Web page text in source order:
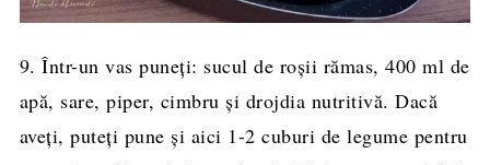
9. Într-un vas puneți: sucul de roșii rămas, 400 ml de
apă, sare, piper, cimbru și drojdia nutritivă. Dacă
aveți, puteți pune și aici 1-2 cuburi de legume pentru